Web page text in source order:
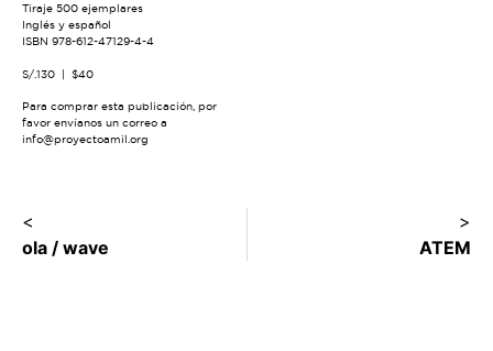
Tiraje 500 ejemplares
Inglés y español
ISBN 978-612-47129-4-4
S/.130 | $40
Para comprar esta publicación, por
favor envíanos un correo a
info@proyectoamil.org
<
ola / wave
>
ATEM